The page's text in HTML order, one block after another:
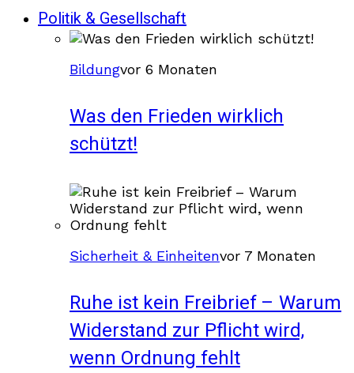
Politik & Gesellschaft
Bildungvor 6 Monaten
Was den Frieden wirklich
schützt!
Sicherheit & Einheitenvor 7 Monaten
Ruhe ist kein Freibrief – Warum
Widerstand zur Pflicht wird,
wenn Ordnung fehlt